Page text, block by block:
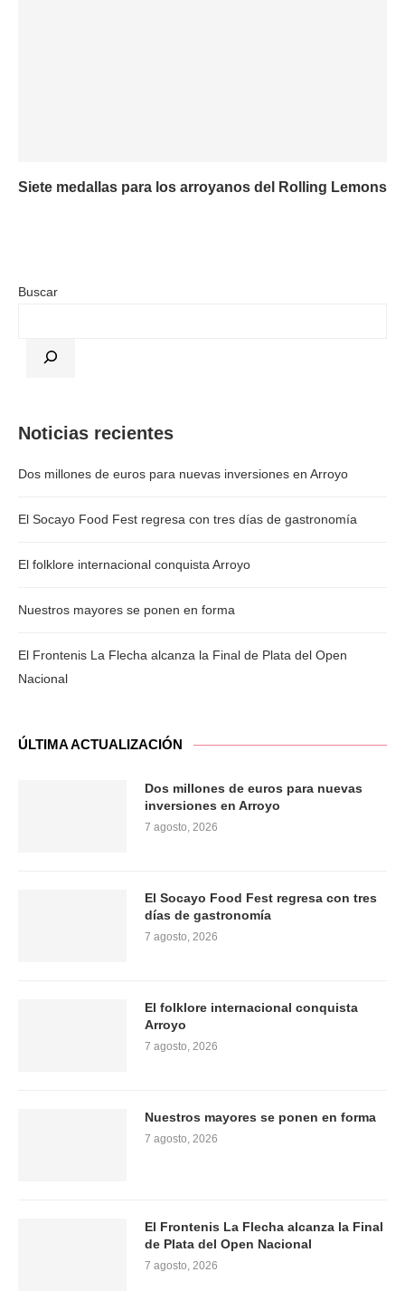
Siete medallas para los arroyanos del Rolling Lemons
Buscar
Noticias recientes
Dos millones de euros para nuevas inversiones en Arroyo
El Socayo Food Fest regresa con tres días de gastronomía
El folklore internacional conquista Arroyo
Nuestros mayores se ponen en forma
El Frontenis La Flecha alcanza la Final de Plata del Open
Nacional
ÚLTIMA ACTUALIZACIÓN
Dos millones de euros para nuevas
inversiones en Arroyo
7 agosto, 2026
El Socayo Food Fest regresa con tres
días de gastronomía
7 agosto, 2026
El folklore internacional conquista
Arroyo
7 agosto, 2026
Nuestros mayores se ponen en forma
7 agosto, 2026
El Frontenis La Flecha alcanza la Final
de Plata del Open Nacional
7 agosto, 2026